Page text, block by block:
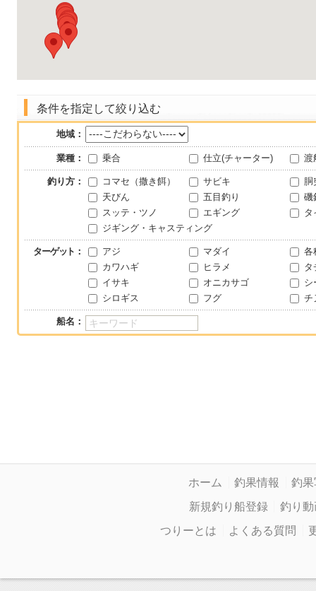
条件を指定して絞り込む
地域：
業種： 乗合 仕立(チャーター) 渡
釣り方： コマセ（撒き餌） サビキ
胴
天びん
五目釣り
磯
スッテ・ツノ
エギング
タ
ジギング・キャスティング
ターゲット ： アジ マダイ
各
カワハギ
ヒラメ
タ
イサキ
オニカサゴ
シ
シロギス
フグ チ
船名：
ホーム 釣果情報
釣
新規釣り船登録
釣り動
つりーとは
よくある質問